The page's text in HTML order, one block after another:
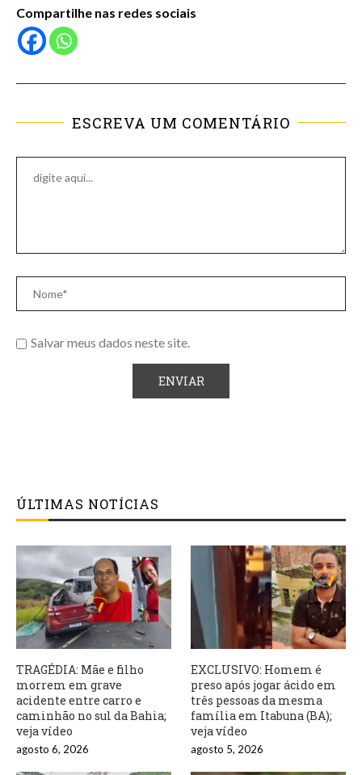
Compartilhe nas redes sociais
ESCREVA UM COMENTÁRIO
Salvar meus dados neste site.
ÚLTIMAS NOTÍCIAS
TRAGÉDIA: Mãe e filho
morrem em grave
acidente entre carro e
caminhão no sul da Bahia;
veja vídeo
agosto 6, 2026
EXCLUSIVO: Homem é
preso após jogar ácido em
três pessoas da mesma
família em Itabuna (BA);
veja vídeo
agosto 5, 2026